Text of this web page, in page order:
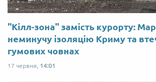
"Кілл-зона" замість курорту:
неминучу ізоляцію Криму та
гумових човнах
17 червня, 14:01